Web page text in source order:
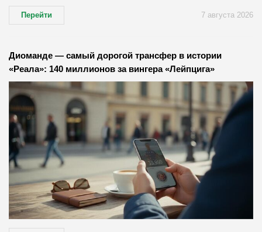
Перейти 7 августа 2026
Диоманде — самый дорогой трансфер в истории
«Реала»: 140 миллионов за вингера «Лейпцига»